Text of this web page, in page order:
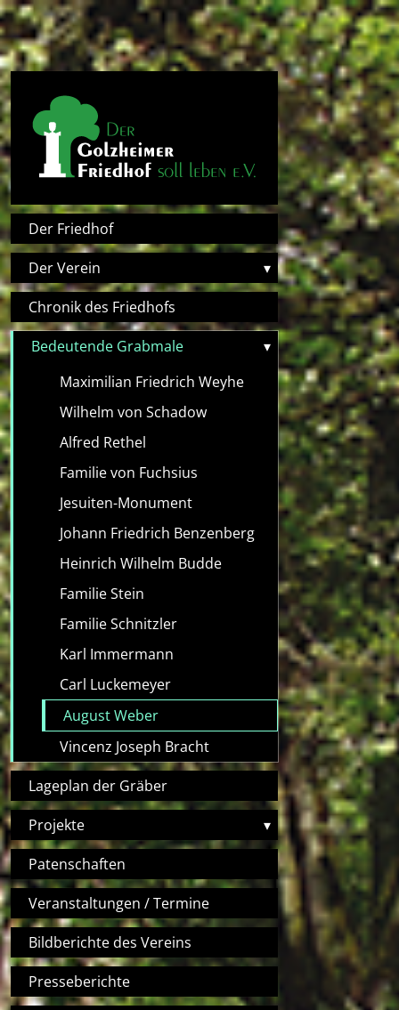
Direkt zum Inhalt
Hauptnavigation
Der Friedhof
Der Verein
▾
Chronik des Friedhofs
Bedeutende Grabmale
▾
Maximilian Friedrich Weyhe
Wilhelm von Schadow
Alfred Rethel
Familie von Fuchsius
Jesuiten-Monument
Johann Friedrich Benzenberg
Heinrich Wilhelm Budde
Familie Stein
Familie Schnitzler
Karl Immermann
Carl Luckemeyer
August Weber
Vincenz Joseph Bracht
Lageplan der Gräber
Projekte
▾
Patenschaften
Veranstaltungen / Termine
Bildberichte des Vereins
Presseberichte